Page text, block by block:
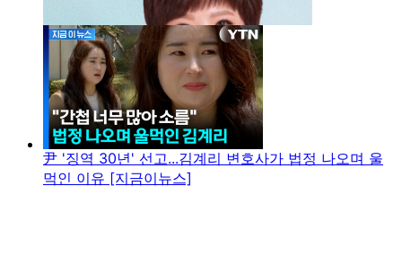
尹 '징역 30년' 선고...김계리 변호사가 법정 나오며 울
먹인 이유 [지금이뉴스]